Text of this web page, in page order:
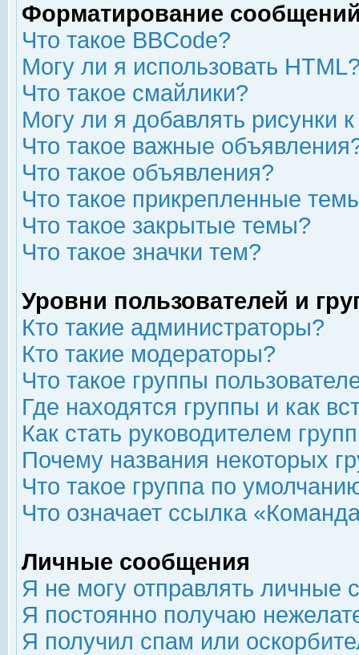
Форматирование
Что такое BBCode?
Могу ли я использовать
Что такое смайлики?
Могу ли я добавлять рисунки
Что такое важные
Что такое объявления?
Что такое прикрепленные
Что такое закрытые темы?
Что такое значки тем?
Уровни пользователей и
Кто такие администраторы?
Кто такие модераторы?
Что такое группы
Где находятся группы и как
Как стать руководителем
Почему названия некоторых
Что такое группа по
Что означает ссылка
Личные сообщения
Я не могу отправлять личные
Я постоянно получаю
Я получил спам или